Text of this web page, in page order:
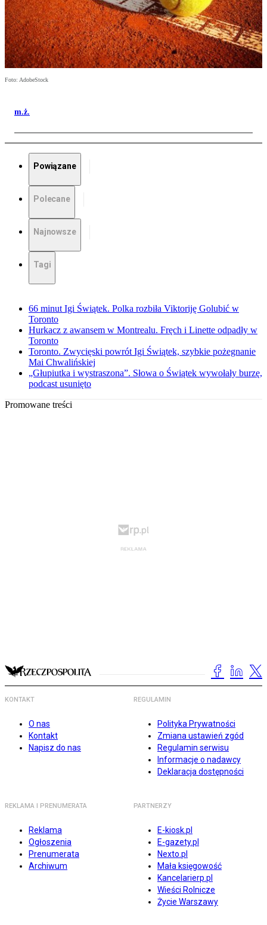
Foto: AdobeStock
m.ż.
Powiązane
Polecane
Najnowsze
Tagi
66 minut Igi Świątek. Polka rozbiła Viktoriję Golubić w
Toronto
Hurkacz z awansem w Montrealu. Fręch i Linette odpadły w
Toronto
Toronto. Zwycięski powrót Igi Świątek, szybkie pożegnanie
Mai Chwalińskiej
„Głupiutka i wystraszona”. Słowa o Świątek wywołały burzę,
podcast usunięto
Promowane treści
KONTAKT
O nas
Kontakt
Napisz do nas
REGULAMIN
Polityka Prywatności
Zmiana ustawień zgód
Regulamin serwisu
Informacje o nadawcy
Deklaracja dostępności
REKLAMA I PRENUMERATA
Reklama
Ogłoszenia
Prenumerata
Archiwum
PARTNERZY
E-kiosk.pl
E-gazety.pl
Nexto.pl
Mała księgowość
Kancelarierp.pl
Wieści Rolnicze
Życie Warszawy